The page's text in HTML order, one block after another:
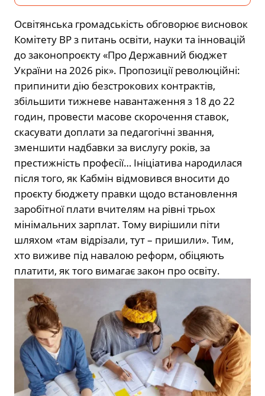
Освітянська громадськість обговорює висновок
Комітету ВР з питань освіти, науки та інновацій
до законопроєкту «Про Державний бюджет
України на 2026 рік». Пропозиції революційні:
припинити дію безстрокових контрактів,
збільшити тижневе навантаження з 18 до 22
годин, провести масове скорочення ставок,
скасувати доплати за педагогічні звання,
зменшити надбавки за вислугу років, за
престижність професії… Ініціатива народилася
після того, як Кабмін відмовився вносити до
проєкту бюджету правки щодо встановлення
заробітної плати вчителям на рівні трьох
мінімальних зарплат. Тому вирішили піти
шляхом «там відрізали, тут – пришили». Тим,
хто виживе під навалою реформ, обіцяють
платити, як того вимагає закон про освіту.